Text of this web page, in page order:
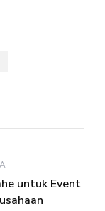
untuk Event